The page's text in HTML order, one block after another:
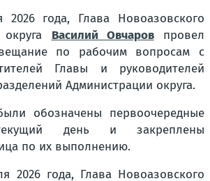
года, Глава Новоазовского
Василий Овчаровпровел
по рабочим вопросам с
Главы и руководителей
Администрации округа.
обозначены первоочередные
день и закреплены
по их выполнению.